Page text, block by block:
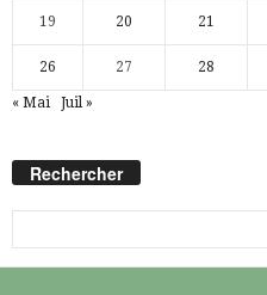
19 20 21
26 27 28
« Mai Juil »
Rechercher